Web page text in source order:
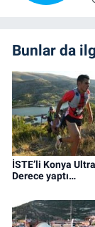
Bunlar da
İSTE’li Konya
Derece yaptı…